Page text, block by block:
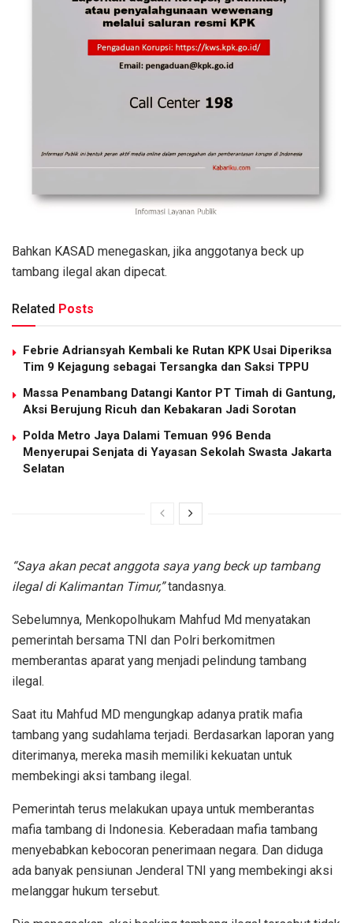
Bahkan KASAD menegaskan, jika anggotanya beck up
tambang ilegal akan dipecat.
Related Posts
Febrie Adriansyah Kembali ke Rutan KPK Usai Diperiksa
Tim 9 Kejagung sebagai Tersangka dan Saksi TPPU
Massa Penambang Datangi Kantor PT Timah di Gantung,
Aksi Berujung Ricuh dan Kebakaran Jadi Sorotan
Polda Metro Jaya Dalami Temuan 996 Benda
Menyerupai Senjata di Yayasan Sekolah Swasta Jakarta
Selatan
“Saya akan pecat anggota saya yang beck up tambang
ilegal di Kalimantan Timur,”tandasnya.
Sebelumnya, Menkopolhukam Mahfud Md menyatakan
pemerintah bersama TNI dan Polri berkomitmen
memberantas aparat yang menjadi pelindung tambang
ilegal.
Saat itu Mahfud MD mengungkap adanya pratik mafia
tambang yang sudahlama terjadi. Berdasarkan laporan yang
diterimanya, mereka masih memiliki kekuatan untuk
membekingi aksi tambang ilegal.
Pemerintah terus melakukan upaya untuk memberantas
mafia tambang di Indonesia. Keberadaan mafia tambang
menyebabkan kebocoran penerimaan negara. Dan diduga
ada banyak pensiunan Jenderal TNI yang membekingi aksi
melanggar hukum tersebut.